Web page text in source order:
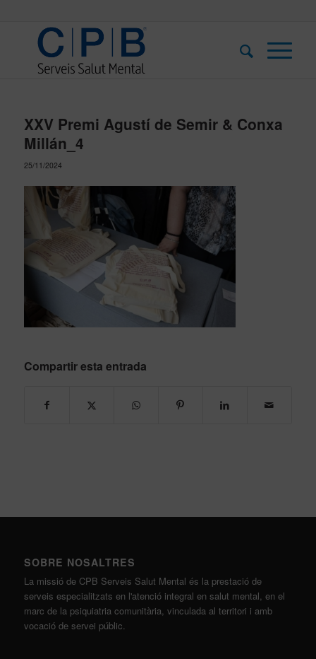
XXV Premi Agustí de Semir & Conxa
Millán_4
25/11/2024
Compartir esta entrada
SOBRE NOSALTRES
La missió de CPB Serveis Salut Mental és la prestació de
serveis especialitzats en l'atenció integral en salut mental, en el
marc de la psiquiatria comunitària, vinculada al territori i amb
vocació de servei públic.